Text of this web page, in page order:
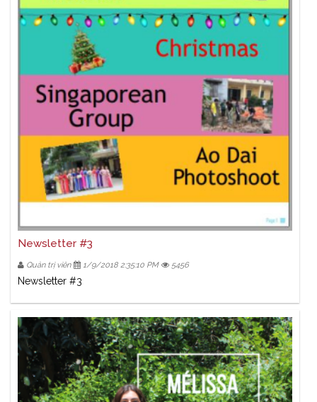
Newsletter #3
Quản trị viên 1/9/2018 2:35:10 PM 5456
Newsletter #3